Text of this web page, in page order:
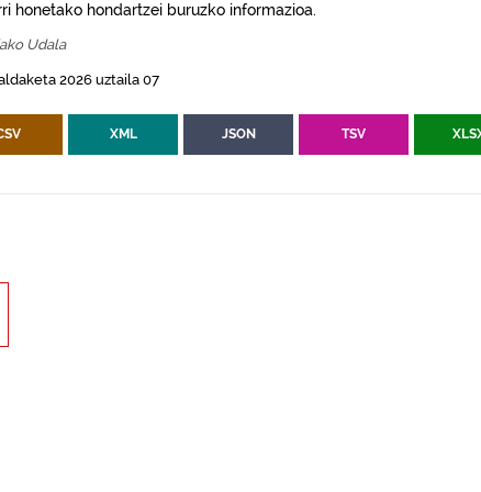
honetako hondartzei buruzko informazioa.
Udala
2026 uztaila 07
XML JSON TSV